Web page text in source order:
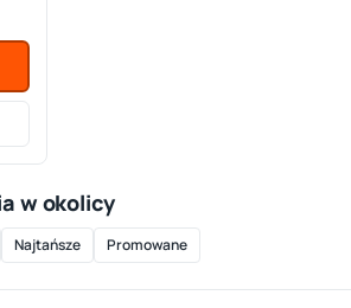
w okolicy
Najtańsze Promowane